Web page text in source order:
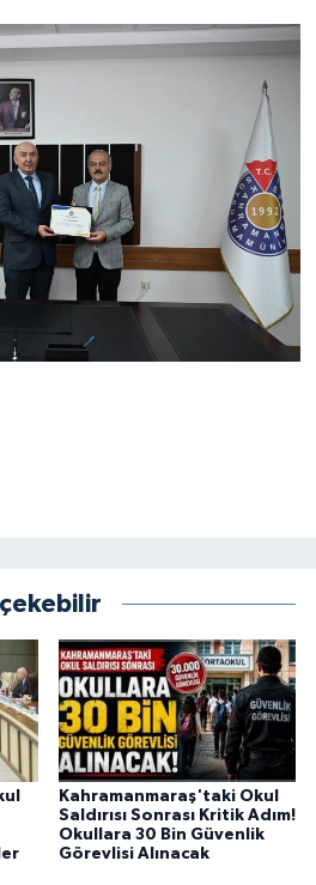
Kahramanmaraş'taki Okul
Saldırısı Sonrası Kritik Adım!
Okullara 30 Bin Güvenlik
Görevlisi Alınacak